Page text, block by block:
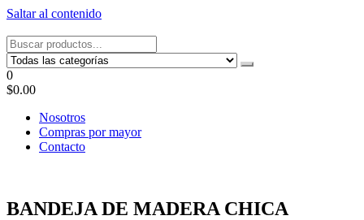
Saltar al contenido
Tel: 22087679 – Cel: 097 822122 – Joaquín Requena 2459
0
$0.00
Nosotros
Compras por mayor
Contacto
BANDEJA DE MADERA CHICA